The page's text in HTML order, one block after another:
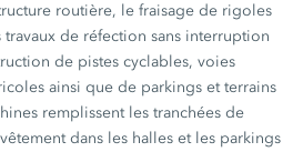
routière, le fraisage de rigoles
travaux de réfection sans interruption
de pistes cyclables, voies
ainsi que de parkings et terrains
remplissent les tranchées de
dans les halles et les parkings